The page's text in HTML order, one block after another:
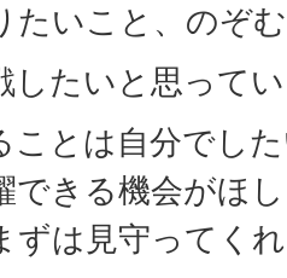
いこと、のぞ
したいと思って
ことは自分でし
できる機会がほ
ずは見守ってく